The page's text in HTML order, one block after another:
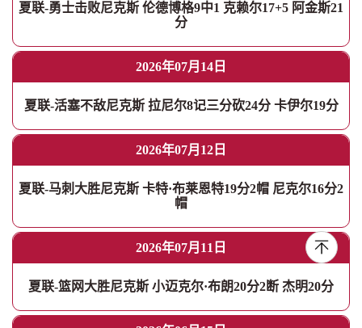
夏联-勇士击败尼克斯 伦德博格9中1 克赖尔17+5 阿金斯21
分
2026年07月14日
夏联-活塞不敌尼克斯 拉尼尔8记三分砍24分 卡伊尔19分
2026年07月12日
夏联-马刺大胜尼克斯 卡特·布莱恩特19分2帽 尼克尔16分2
帽
2026年07月11日
夏联-篮网大胜尼克斯 小迈克尔·布朗20分2断 杰明20分